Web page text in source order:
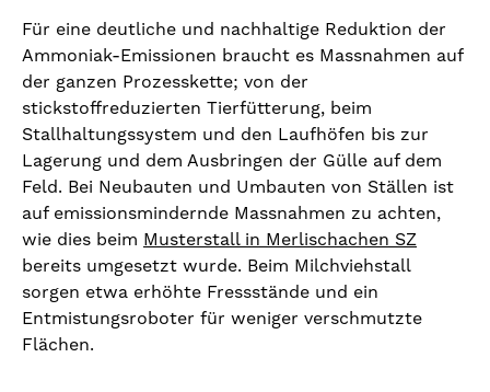
Für eine deutliche und nachhaltige Reduktion der
Ammoniak-Emissionen braucht es Massnahmen auf
der ganzen Prozesskette; von der
stickstoffreduzierten Tierfütterung, beim
Stallhaltungssystem und den Laufhöfen bis zur
Lagerung und dem Ausbringen der Gülle auf dem
Feld. Bei Neubauten und Umbauten von Ställen ist
auf emissionsmindernde Massnahmen zu achten,
wie dies beim Musterstall in Merlischachen SZ
bereits umgesetzt wurde. Beim Milchviehstall
sorgen etwa erhöhte Fressstände und ein
Entmistungsroboter für weniger verschmutzte
Flächen.